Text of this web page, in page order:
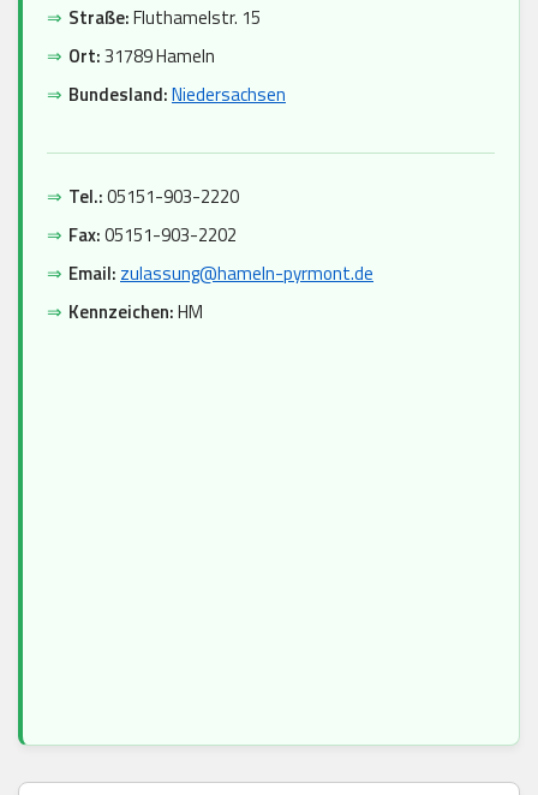
⇒ Straße:Fluthamelstr. 15
⇒ Ort:31789 Hameln
⇒ Bundesland:Niedersachsen
⇒ Tel.:05151-903-2220
⇒ Fax:05151-903-2202
⇒ Email: zulassung@hameln-pyrmont.de
⇒ Kennzeichen:HM